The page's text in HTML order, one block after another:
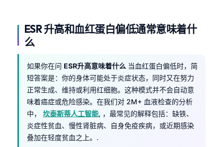
ESR 升高和血红蛋白偏低通常意味着什
么
如果你在问 ESR升高意味着什么 当血红蛋白偏低时，简
短答案是：你的身体可能处于炎症状态，同时又在努力
正常生成、维持或利用红细胞。这种模式并不会自动意
味着癌症或危险感染。在我们对 2M+ 血液检查的分析
中， 坎泰斯蒂人工智能, ，最常见的解释包括：缺铁、
炎症性贫血、慢性肾脏病、自身免疫疾病，或近期感染
叠加在轻度贫血之上。.